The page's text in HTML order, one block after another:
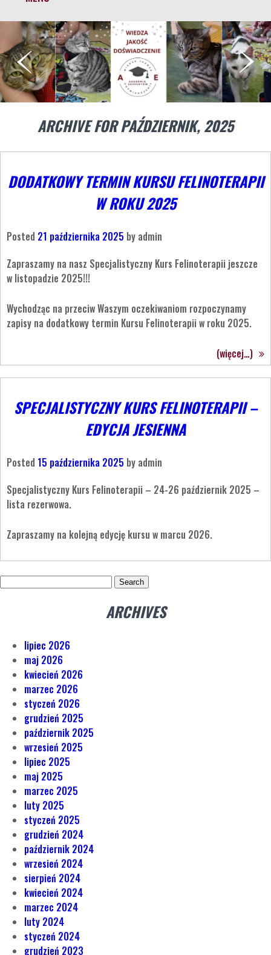
ARCHIVE FOR PAŹDZIERNIK, 2025
DODATKOWY TERMIN KURSU FELINOTERAPII
W ROKU 2025
Posted 21 października 2025 by admin
Zapraszamy na nasz Specjalistyczny Kurs Felinoterapii jeszcze
w listopadzie 2025!!!
Wychodząc na przeciw Waszym oczekiwaniom rozpoczynamy
zapisy na dodatkowy termin Kursu Felinoterapii w roku 2025.
(więcej…)
SPECJALISTYCZNY KURS FELINOTERAPII –
EDYCJA JESIENNA
Posted 15 października 2025 by admin
Specjalistyczny Kurs Felinoterapii – 24-26 październik 2025 –
lista rezerwowa.
Zapraszamy na kolejną edycję kursu w marcu 2026.
Search
ARCHIVES
lipiec 2026
maj 2026
kwiecień 2026
marzec 2026
styczeń 2026
grudzień 2025
październik 2025
wrzesień 2025
lipiec 2025
maj 2025
marzec 2025
luty 2025
styczeń 2025
grudzień 2024
październik 2024
wrzesień 2024
sierpień 2024
kwiecień 2024
marzec 2024
luty 2024
styczeń 2024
grudzień 2023